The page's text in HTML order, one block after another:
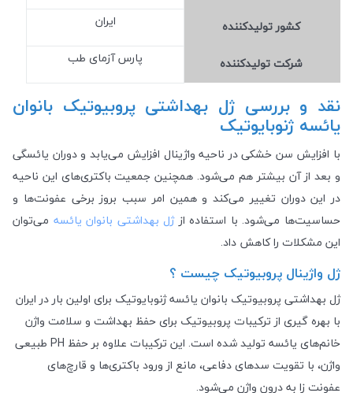
کشور تولید‎کننده ایران
شرکت تولید‎کننده پارس آزمای طب
نقد و بررسی ژل بهداشتی پروبیوتیک بانوان
یائسه ژنوبایوتیک
با افزایش سن خشکی در ناحیه واژینال افزایش می‌یابد و دوران یائسگی
و بعد از آن بیشتر هم می‌شود. همچنین جمعیت باکتری‌های این ناحیه
در این دوران تغییر می‌کند و همین امر سبب بروز برخی عفونت‌ها و
حساسیت‌ها می‌شود. با استفاده ازژل بهداشتی بانوان یائسه می‌توان
این مشکلات را کاهش داد.
ژل واژینال پروبیوتیک چیست ؟
ژل بهداشتی پروبیوتیک بانوان یائسه ژنوبایوتیک برای اولین بار در ایران
با بهره گیری از ترکیبات پروبیوتیک برای حفظ بهداشت و سلامت واژن
خانم‌های یائسه تولید شده است. این ترکیبات علاوه بر حفظ PH طبیعی
واژن، با تقویت سد‌های دفاعی، مانع از ورود باکتری‌ها و قارچ‌های
عفونت زا به درون واژن می‌شود.